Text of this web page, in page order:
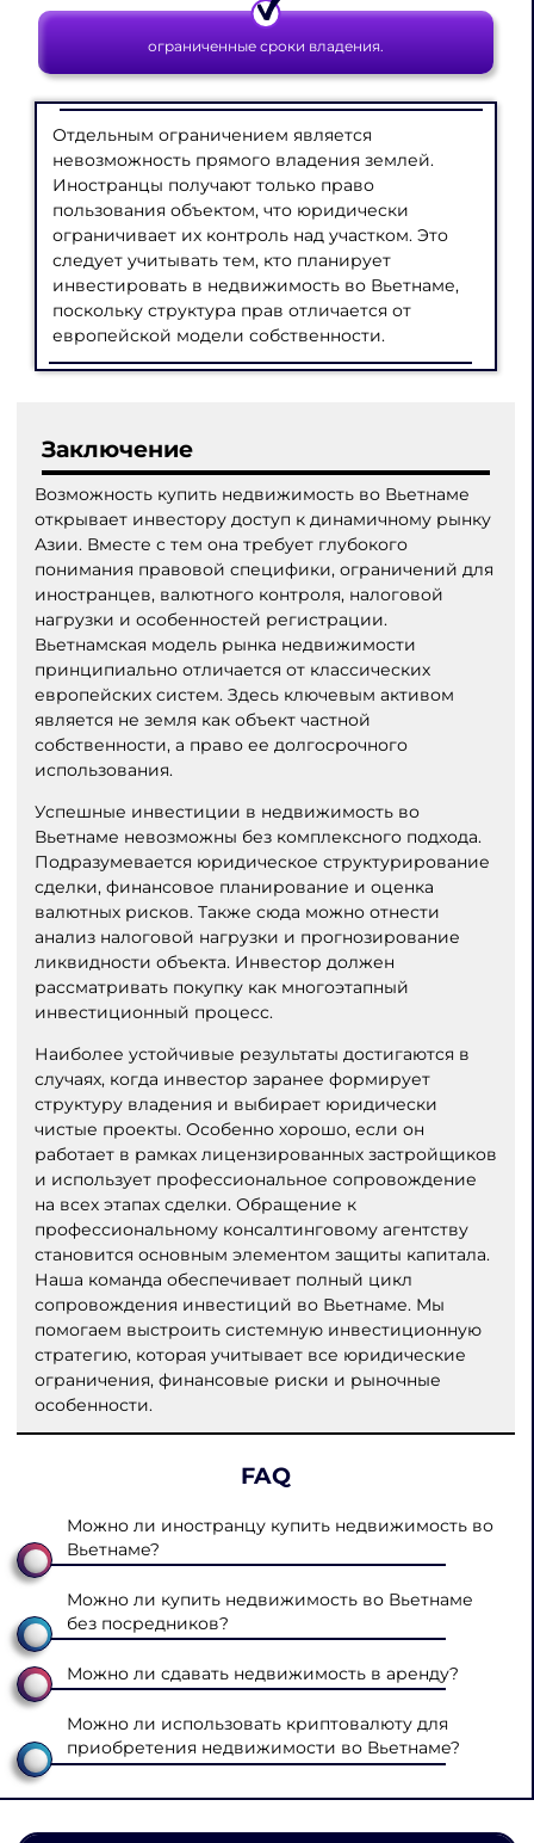
ограниченные сроки владения.
Отдельным ограничением является
невозможность прямого владения землей.
Иностранцы получают только право
пользования объектом, что юридически
ограничивает их контроль над участком. Это
следует учитывать тем, кто планирует
инвестировать в недвижимость во Вьетнаме,
поскольку структура прав отличается от
европейской модели собственности.
Заключение
Возможность купить недвижимость во Вьетнаме
открывает инвестору доступ к динамичному рынку
Азии. Вместе с тем она требует глубокого
понимания правовой специфики, ограничений для
иностранцев, валютного контроля, налоговой
нагрузки и особенностей регистрации.
Вьетнамская модель рынка недвижимости
принципиально отличается от классических
европейских систем. Здесь ключевым активом
является не земля как объект частной
собственности, а право ее долгосрочного
использования.
Успешные инвестиции в недвижимость во
Вьетнаме невозможны без комплексного подхода.
Подразумевается юридическое структурирование
сделки, финансовое планирование и оценка
валютных рисков. Также сюда можно отнести
анализ налоговой нагрузки и прогнозирование
ликвидности объекта. Инвестор должен
рассматривать покупку как многоэтапный
инвестиционный процесс.
Наиболее устойчивые результаты достигаются в
случаях, когда инвестор заранее формирует
структуру владения и выбирает юридически
чистые проекты. Особенно хорошо, если он
работает в рамках лицензированных застройщиков
и использует профессиональное сопровождение
на всех этапах сделки. Обращение к
профессиональному консалтинговому агентству
становится основным элементом защиты капитала.
Наша команда обеспечивает полный цикл
сопровождения инвестиций во Вьетнаме. Мы
помогаем выстроить системную инвестиционную
стратегию, которая учитывает все юридические
ограничения, финансовые риски и рыночные
особенности.
FAQ
Можно ли иностранцу купить недвижимость во
Вьетнаме?
Можно ли купить недвижимость во Вьетнаме
без посредников?
Можно ли сдавать недвижимость в аренду?
Можно ли использовать криптовалюту для
приобретения недвижимости во Вьетнаме?